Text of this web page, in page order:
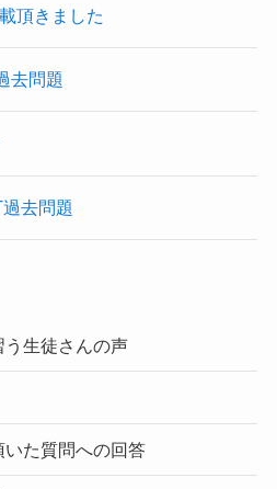
頂きました
去問題
去問題
生徒さんの声
た質問への回答